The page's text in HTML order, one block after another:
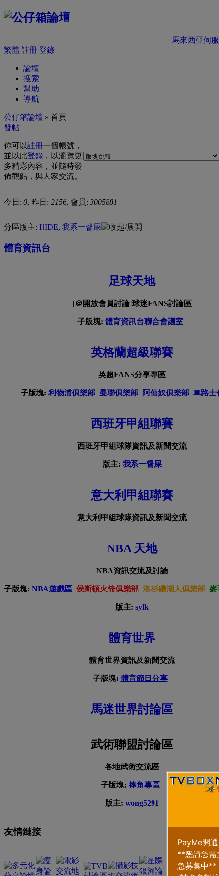
馬來西亞伺
繁體 註冊 登錄
論壇
搜索
幫助
導航
公仔箱論壇 » 首頁
發帖
你可以註冊一個帳號，
並以此登錄 ，以瀏覽更
多精彩內容，並隨時發
佈觀點，與大家交流。
今日: 0, 昨日: 2156, 會員: 3005881
分區版主: HIDE, 我系一督屎
體育資訊台
足球天地
[＠開放會員討論]球迷FANS討論區
子版塊: 體育資訊台聯合會議室
英格蘭超級聯賽
英超FANS分享專區
子版塊: 利物浦俱樂部 曼聯俱樂部 阿仙奴俱樂部 車路士
西班牙甲組聯賽
西班牙甲組球隊資訊及新聞交流
版主: 我系一督屎
意大利甲組聯賽
意大利甲組球隊資訊及新聞交流
NBA 天地
NBA資訊交流及討論
子版塊: NBA遊戲區 侯斯頓火箭俱樂部 洛杉磯湖人俱樂部 麥
版主: sylk
體育世界
體育世界資訊及新聞交流
子版塊: 體育節目分享
馬迷世界討論區
武術聯盟討論區
各地武術交流區
子版塊: 摔角專區
版主: wong5291
友情鏈接